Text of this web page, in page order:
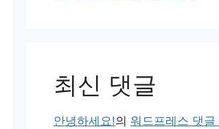
최신 댓글
안녕하세요!의 워드프레스 댓글